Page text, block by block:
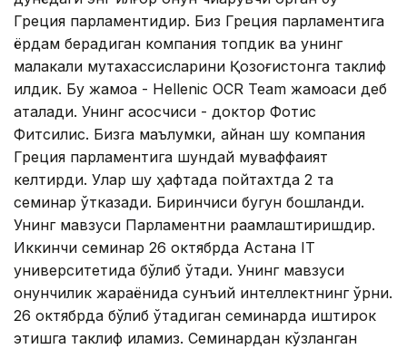
Греция парламентидир. Биз Греция парламентига
ёрдам берадиган компания топдик ва унинг
малакали мутахассисларини Қозоғистонга таклиф
қилдик. Бу жамоа - Hellenic OCR Team жамоаси деб
аталади. Унинг асосчиси - доктор Фотиc
Фитсилис. Бизга маълумки, айнан шу компания
Греция парламентига шундай муваффақият
келтирди. Улар шу ҳафтада пойтахтда 2 та
семинар ўтказади. Биринчиси бугун бошланди.
Унинг мавзуси Парламентни рақамлаштиришдир.
Иккинчи семинар 26 октябрда Астана IT
университетида бўлиб ўтади. Унинг мавзуси
қонунчилик жараёнида сунъий интеллектнинг ўрни.
26 октябрда бўлиб ўтадиган семинарда иштирок
этишга таклиф қиламиз. Семинардан кўзланган